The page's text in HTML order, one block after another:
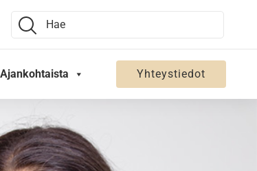
Search:
Ajankohtaista Yhteystiedot